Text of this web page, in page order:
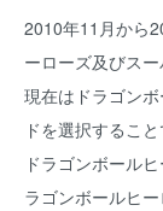
2010年11月から
ーローズ及びス
現在はドラゴン
ドを選択するこ
ドラゴンボール
ラゴンボールヒ